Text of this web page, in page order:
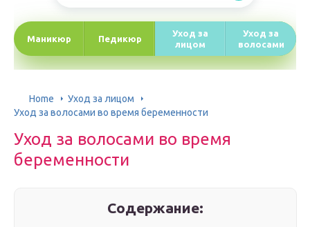
Маникюр Педикюр
Уход за
лицом
Уход за
волосами
Home
Уход за лицом
Уход за волосами во время беременности
Уход за волосами во время
беременности
Содержание: